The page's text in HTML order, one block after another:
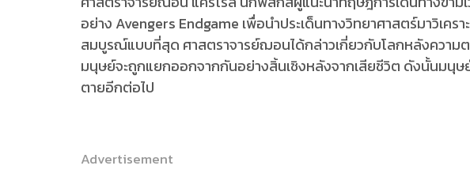
อย่าง Avengers Endgame เพื่อนำประเด็นทางวิทยาศาสตร์มาวิเคร
สมบูรณ์แบบที่สุด ศาสตราจารย์ฌอนได้กล่าวเกี่ยวกับโลกหลังความต
มนุษย์จะถูกแยกออกจากกันอย่างสิ้นเชิงหลังจากเสียชีวิต ดังนั้นมนุ
ตายอีกต่อไป
Advertisement